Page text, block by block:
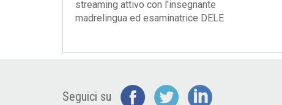
streaming attivo con l'insegnante
madrelingua ed esaminatrice DELE
Seguici su